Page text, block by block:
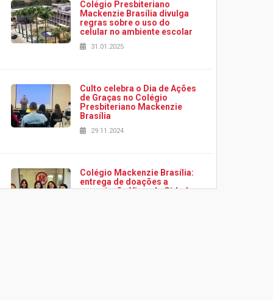
Colégio Presbiteriano
Mackenzie Brasília divulga
regras sobre o uso do
celular no ambiente escolar
31.01.2025
Culto celebra o Dia de Ações
de Graças no Colégio
Presbiteriano Mackenzie
Brasília
29.11.2024
Colégio Mackenzie Brasília:
entrega de doações a
associação Viver da Cidade